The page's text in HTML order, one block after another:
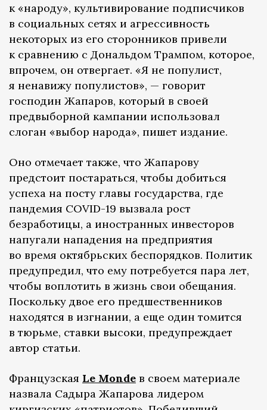
к «народу», культивирование подписчиков
в социальных сетях и агрессивность
некоторых из его сторонников привели
к сравнению с Дональдом Трампом, которое,
впрочем, он отвергает. «Я не популист,
я ненавижу популистов», — говорит
господин Жапаров, который в своей
предвыборной кампании использовал
слоган «выбор народа», пишет издание.
Оно отмечает также, что Жапарову
предстоит постараться, чтобы добиться
успеха на посту главы государства, где
пандемия COVID-19 вызвала рост
безработицы, а иностранных инвесторов
напугали нападения на предприятия
во время октябрьских беспорядков. Политик
предупредил, что ему потребуется пара лет,
чтобы воплотить в жизнь свои обещания.
Поскольку двое его предшественников
находятся в изгнании, а еще один томится
в тюрьме, ставки высоки, предупреждает
автор статьи.
Французская Le Monde в своем материале
назвала Садыра Жапарова лидером